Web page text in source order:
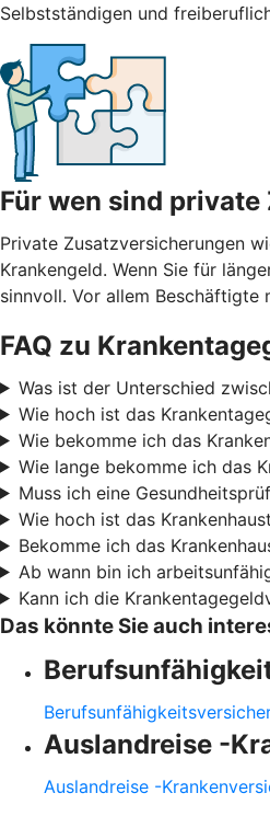
Selbstständigen und
Für wen sind
Private Zusatzversicherungen
Krankengeld. Wenn Sie für
sinnvoll. Vor allem Beschäftigte
FAQ zu
Was ist der Unterschied
Wie hoch ist das
Wie bekomme ich das
Wie lange bekomme ich das
Muss ich eine
Wie hoch ist das
Bekomme ich das
Ab wann bin ich
Kann ich die
Das könnte Sie auch
Auslandreise -
Auslandreise -